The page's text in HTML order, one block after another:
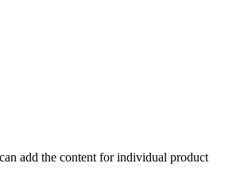
add the content for individual product